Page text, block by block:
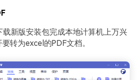
新版安装包完成本地计算机上万兴
转为excel的PDF文档。